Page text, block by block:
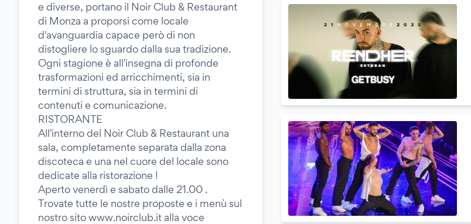
e diverse, portano il Noir Club & Restaurant
di Monza a proporsi come locale
d'avanguardia capace però di non
distogliere lo sguardo dalla sua tradizione.
Ogni stagione è all'insegna di profonde
trasformazioni ed arricchimenti, sia in
termini di struttura, sia in termini di
contenuti e comunicazione.
RISTORANTE
All'interno del Noir Club & Restaurant una
sala, completamente separata dalla zona
discoteca e una nel cuore del locale sono
dedicate alla ristorazione !
Aperto venerdì e sabato dalle 21.00 .
Trovate tutte le nostre proposte e i menù sul
nostro sito www.noirclub.it alla voce